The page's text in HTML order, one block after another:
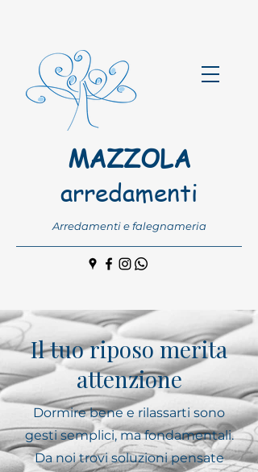
MAZZOLA
arredamenti
Arredamenti e falegnameria
Il tuo riposo merita
attenzione
Dormire bene e rilassarti sono
gesti semplici, ma fondamentali.
Da noi trovi soluzioni pensate